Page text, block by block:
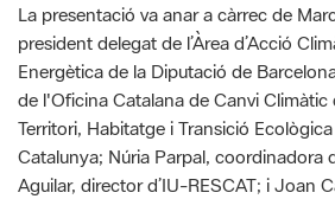
de l'Oficina Catalana de Canvi Climàtic
Territori, Habitatge i Transició Ecològica
Catalunya; Núria Parpal, coordinadora
Aguilar, director d’IU-RESCAT; i Joan
del Parc del Castell de Montesquiu.
necessitat de trobar respostes
reptes del canvi climàtic en els sectors